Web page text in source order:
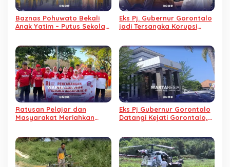
Baznas Pohuwato Bekali
Anak Yatim – Putus Sekolah
Laptop
Eks Pj. Gubernur Gorontalo
jadi Tersangka Korupsi
Ratusan Pelajar dan
Masyarakat Meriahkan
Eks Pj Gubernur Gorontalo
Datangi Kejati Gorontalo,